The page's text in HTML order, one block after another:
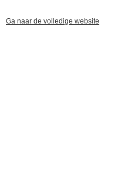
Ga naar de volledige website